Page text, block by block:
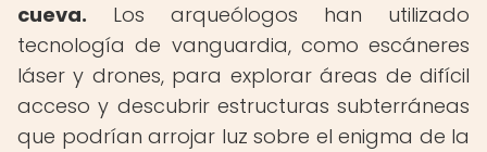
cueva. Los arqueólogos han utilizado
tecnología de vanguardia, como escáneres
láser y drones, para explorar áreas de difícil
acceso y descubrir estructuras subterráneas
que podrían arrojar luz sobre el enigma de la